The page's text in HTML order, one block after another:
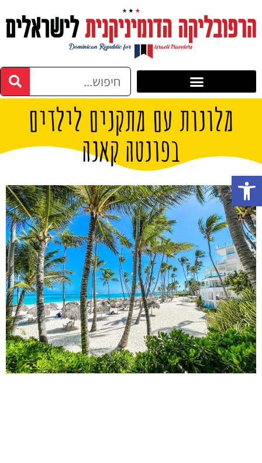
מלונות עם מתקנים לילדים
בפונטה קאנה
פתח סרגל נגישות